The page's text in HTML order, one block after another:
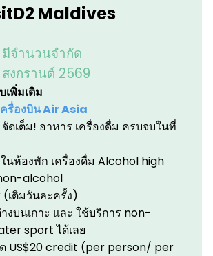
Maldives
มีจำนวนจำกัด
สงกรานต์ 2569
เพิ่มเติม
รื่องบิน Air Asia
ดเต็ม! อาหาร เครื่องดื่ม ครบจบในที่
นห้องพัก เครื่องดื่ม Alcohol high
alcohol
เติมวันละครั้ง)
งบนเกาะ และ ใช้บริการ non-
sport ได้เลย
US$20 credit (per person/ per